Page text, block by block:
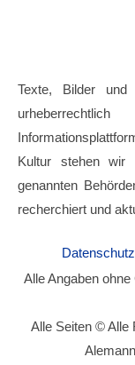
Texte, Bilder
Kultur stehen wir
genannten
recherchiert und
Datenschutz
Alle Angaben
Alle Seiten © Alle